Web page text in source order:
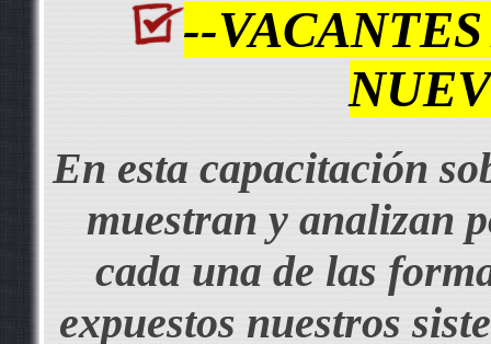
--
En esta capacitación
muestran y analizan
cada una de las
expuestos nuestros